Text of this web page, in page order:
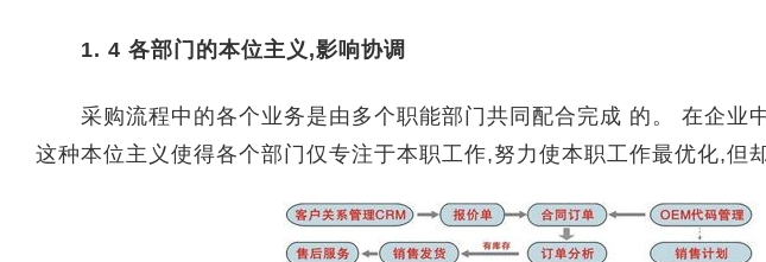
1. 4 各部门的本位主义,影响协调
采购流程中的各个业务是由多个职能部门共同配合完成 的。 在企业
这种本位主义使得各个部门仅专注于本职工作,努力使本职工作最优化,但